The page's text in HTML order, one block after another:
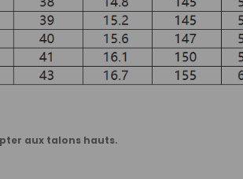
aux talons hauts.